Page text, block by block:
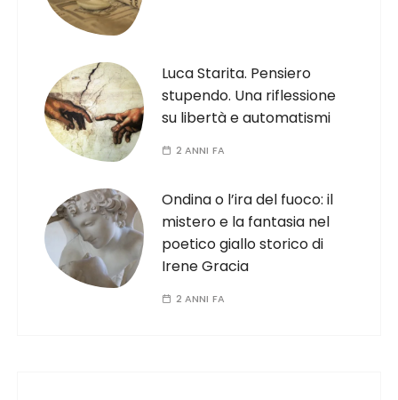
Luca Starita. Pensiero
stupendo. Una riflessione
su libertà e automatismi
2 ANNI FA
Ondina o l’ira del fuoco: il
mistero e la fantasia nel
poetico giallo storico di
Irene Gracia
2 ANNI FA